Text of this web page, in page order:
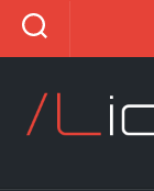
Перейти
содержанию